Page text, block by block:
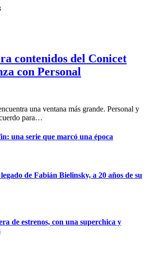
contenidos del Conicet
con Personal
una ventana más grande. Personal y
para…
una serie que marcó una época
de Fabián Bielinsky, a 20 años de su
de estrenos, con una superchica y